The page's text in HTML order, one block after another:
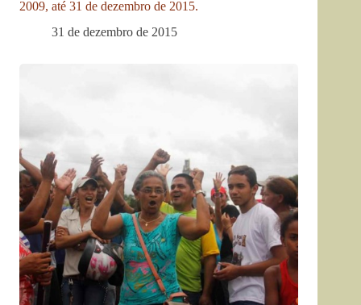
2009, até 31 de dezembro de 2015.
31 de dezembro de 2015